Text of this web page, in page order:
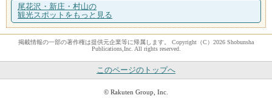
尾花沢・新庄・村山の
観光スポットをもっと見る
掲載情報の一部の著作権は提供元企業等に帰属します。 Copyright（C）2026 Shobunsha
Publications,Inc. All rights reserved.
このページのトップへ
© Rakuten Group, Inc.